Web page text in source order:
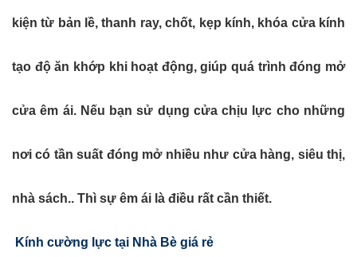
kiện từ bản lề, thanh ray, chốt, kẹp kính, khóa cửa kính
tạo độ ăn khớp khi hoạt động, giúp quá trình đóng mở
cửa êm ái. Nếu bạn sử dụng cửa chịu lực cho những
nơi có tần suất đóng mở nhiều như cửa hàng, siêu thị,
nhà sách.. Thì sự êm ái là điều rất cần thiết.
Kính cường lực tại Nhà Bè giá rẻ